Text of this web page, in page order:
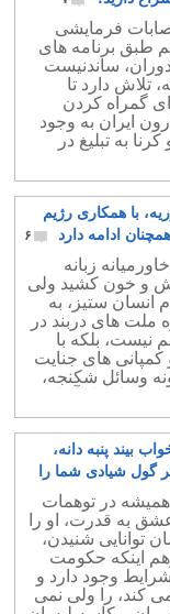
فرمایشی
طبق برنامه های
ساندنیست
تلاش دارد تا
گمراه کردن
ایران به وجود
به تبلیغ در
هرچه بیشتر مردم
با همکاری رژیم
ادامه دارد
۶
زبانه
و خون کشید ولی
انسان ستیز، به
ملت های دربند در
نیست، بلکه با
های جنایت
وسائل شکنجه،
اختیار آنها
بیند پنبه دانه،
گول شیادی شما را
در توهمات
به قدرت، او را
توانایی شنیدن،
اینکه حکومت
وجود دارد و
کند، را ولی نمی